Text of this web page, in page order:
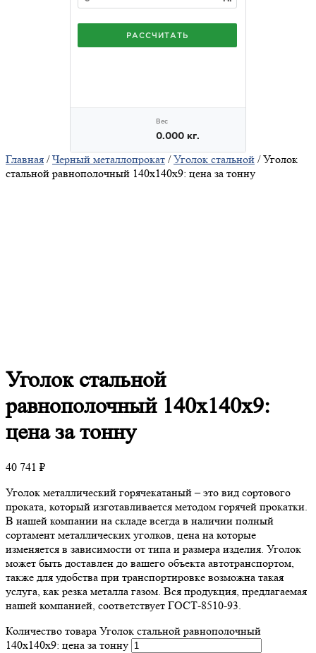
Главная /Черный металлопрокат /Уголок стальной / Уголок
стальной равнополочный 140х140х9: цена за тонну
Уголокстальной
равнополочный 140х140х9:
цена за тонну
40 741 ₽
Уголок металлический горячекатаный – это вид сортового
проката, который изготавливается методом горячей прокатки.
В нашей компании на складе всегда в наличии полный
сортамент металлических уголков, цена на которые
изменяется в зависимости от типа и размера изделия. Уголок
может быть доставлен до вашего объекта автотранспортом,
также для удобства при транспортировке возможна такая
услуга, как резка металла газом. Вся продукция, предлагаемая
нашей компанией, соответствует ГОСТ-8510-93.
Количество товара Уголок стальной равнополочный
140х140х9: цена за тонну